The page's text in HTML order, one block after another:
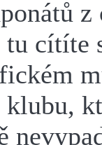
z
tu cítíte
klubu,